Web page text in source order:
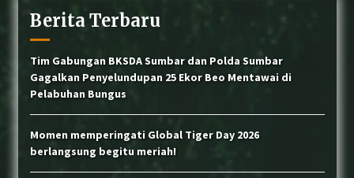
Wujud Akuntabilitas: Transparansi Kinerja
untuk Alam Sumatera Barat
Usang Berhasil Dievakuasi BKSDA Sumbar
Berita Terbaru
Tim Gabungan BKSDA Sumbar dan Polda Sumbar
Gagalkan Penyelundupan 25 Ekor Beo Mentawai di
Pelabuhan Bungus
Momen memperingati Global Tiger Day 2026
berlangsung begitu meriah!